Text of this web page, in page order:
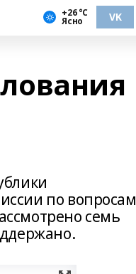
+26 °С
Ясно VK
по вопросам
семь